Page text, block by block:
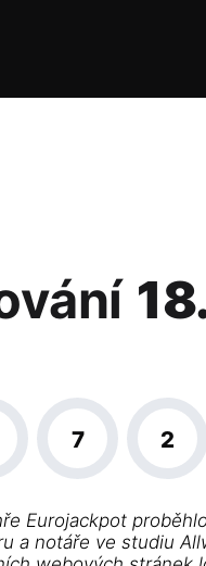
7 2
Eurojackpot
a notáře ve studiu